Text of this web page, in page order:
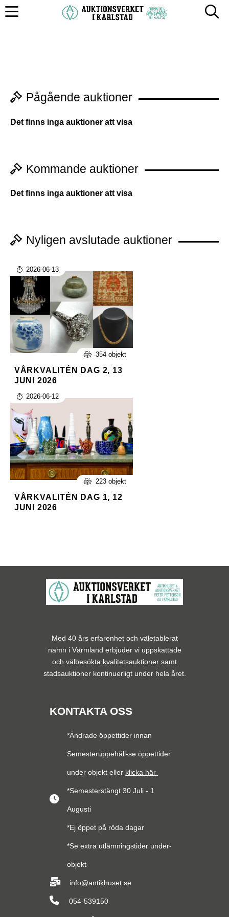
Pågående auktioner
Det finns inga auktioner att visa
Kommande auktioner
Det finns inga auktioner att visa
Nyligen avslutade auktioner
2026-06-13
354 objekt
VÅRKVALITÉN DAG 2, 13
JUNI 2026
2026-06-12
223 objekt
VÅRKVALITÉN DAG 1, 12
JUNI 2026
Med 40 års erfarenhet och väletablerat
namn i Värmland erbjuder vi uppskattade
och välbesökta kvalitetsauktioner samt
stadsauktioner kontinuerligt under hela året.
KONTAKTA OSS
*Ändrade öppettider innan
Semesteruppehåll-se öppettider
under objekt eller klicka här
*Semesterstängt 30 Juli - 1
Augusti
*Ej öppet på röda dagar
*Se extra utlämningstider under-
objekt
info@antikhuset.se
054-539150